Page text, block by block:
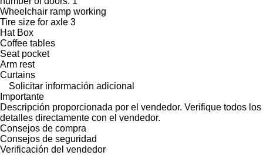
Wheelchair ramp working
Tire size for axle 3
Hat Box
Coffee tables
Seat pocket
Arm rest
Curtains
Solicitar información adicional
Importante
Descripción proporcionada por el vendedor. Verifique todos los
detalles directamente con el vendedor.
Consejos de compra
Consejos de seguridad
Verificación del vendedor